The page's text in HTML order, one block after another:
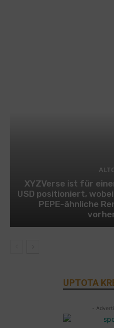
XYZVerse ist für
USD positioniert,
PEPE-ähnliche
UPTOTA
-